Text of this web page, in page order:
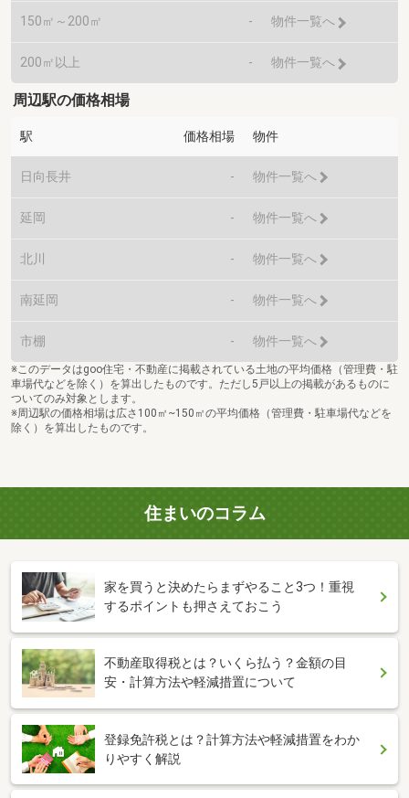
150㎡～200㎡ - 物件一覧へ
200㎡以上 - 物件一覧へ
周辺駅の価格相場
駅 価格相場 物件
日向長井 - 物件一覧へ
延岡 - 物件一覧へ
北川 - 物件一覧へ
南延岡 - 物件一覧へ
市棚 - 物件一覧へ
※このデータはgoo住宅・不動産に掲載されている土地の平均価格（管理費・駐
車場代などを除く）を算出したものです。ただし5戸以上の掲載があるものに
ついてのみ対象とします。
※周辺駅の価格相場は広さ100㎡~150㎡の平均価格（管理費・駐車場代などを
除く）を算出したものです。
住まいのコラム
家を買うと決めたらまずやること3つ！重視
するポイントも押さえておこう
不動産取得税とは？いくら払う？金額の目
安・計算方法や軽減措置について
登録免許税とは？計算方法や軽減措置をわか
りやすく解説